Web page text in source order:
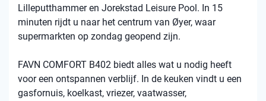
Lilleputthammer en Jorekstad Leisure Pool. In 15
minuten rijdt u naar het centrum van Øyer, waar
supermarkten op zondag geopend zijn.
FAVN COMFORT B402 biedt alles wat u nodig heeft
voor een ontspannen verblijf. In de keuken vindt u een
gasfornuis, koelkast, vriezer, vaatwasser,